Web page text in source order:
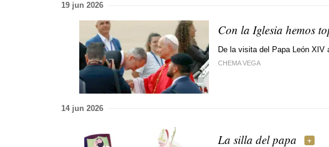
19 jun 2026
Con la Iglesia hemos
De la visita del Papa León XIV
CHEMA VEGA
14 jun 2026
La silla del papa